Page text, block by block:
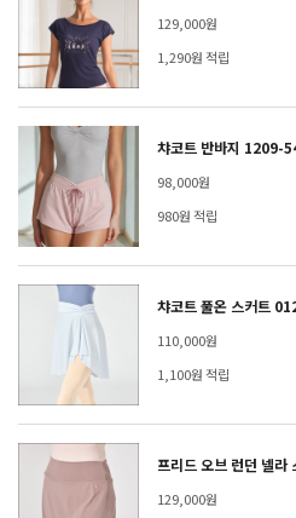
129,000원
1,290원 적립
챠코트 반바지 1209-
98,000원
980원 적립
챠코트 풀온 스커트
110,000원
1,100원 적립
프리드 오브 런던 넬
129,000원